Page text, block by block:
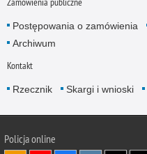
Postępowania o zamówienia
Archiwum
Kontakt
Rzecznik Skargi i wnioski
Policjaonline